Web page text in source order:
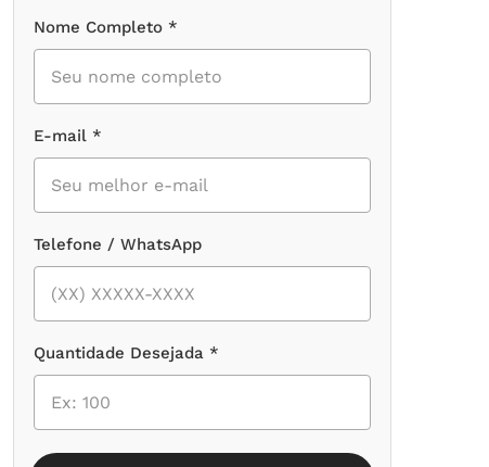
Nome Completo *
E-mail *
Telefone / WhatsApp
Quantidade Desejada *